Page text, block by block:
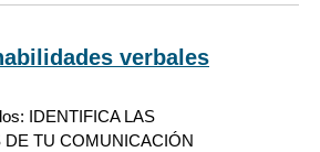
verbales
IDENTIFICA LAS
TU COMUNICACIÓN